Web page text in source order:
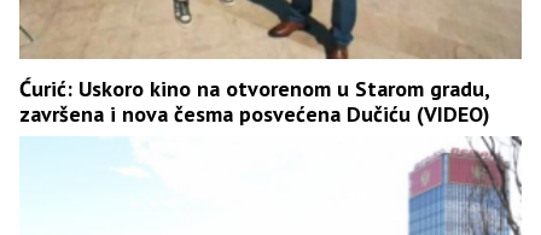
Ćurić: Uskoro kino na otvorenom u Starom gradu,
završena i nova česma posvećena Dučiću (VIDEO)